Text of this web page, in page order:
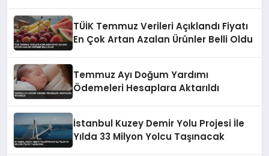
TÜİK Temmuz Verileri Açıklandı Fiyatı
En Çok Artan Azalan Ürünler Belli Oldu
Temmuz Ayı Doğum Yardımı
Ödemeleri Hesaplara Aktarıldı
İstanbul Kuzey Demir Yolu Projesi İle
Yılda 33 Milyon Yolcu Taşınacak